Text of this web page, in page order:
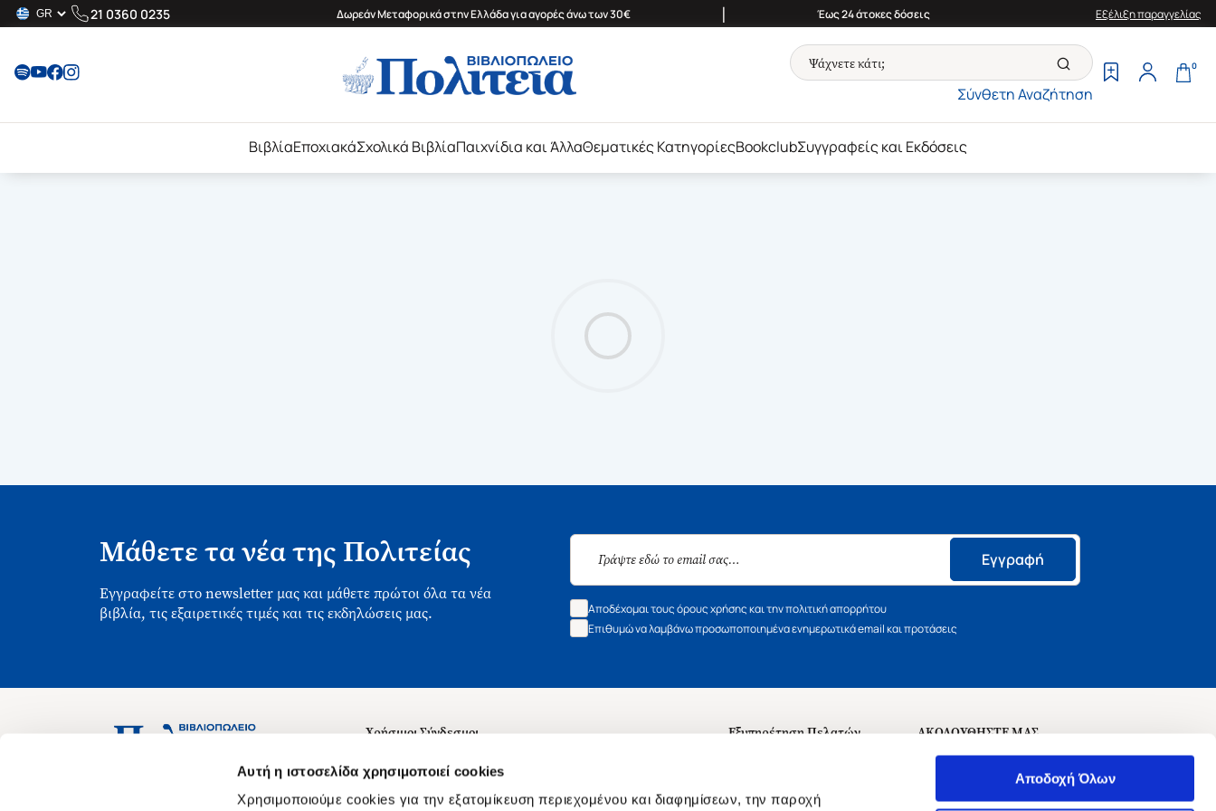
Αυτή η ιστοσελίδα χρησιμοποιεί cookies
Χρησιμοποιούμε cookies για την εξατομίκευση περιεχομένου και διαφημίσεων, την παροχή
Αποδοχή Όλων
21 0360 0235 Δωρεάν Μεταφορικά στην Ελλάδα για αγορές άνω των 30€ | Έως 24 άτοκες δόσεις Εξέλιξη παραγγελίας
Σύνθετη Αναζήτηση
0
ΒιβλίαΕποχιακάΣχολικά ΒιβλίαΠαιχνίδια και ΆλλαΘεματικές ΚατηγορίεςBookclubΣυγγραφείς και Εκδόσεις
Μάθετε τα νέα της Πολιτείας
Εγγραφείτε στο newsletter μας και μάθετε πρώτοι όλα τα νέα
βιβλία, τις εξαιρετικές τιμές και τις εκδηλώσεις μας.
Εγγραφή
Αποδέχομαι τους όρους χρήσης και την πολιτική απορρήτου
Επιθυμώ να λαμβάνω προσωποποιημένα ενημερωτικά email και προτάσεις
Ασκληπιού 1-3, Αθήνα 106 79
Χρήσιμοι Σύνδεσμοι
Σχετικά με εμάς
Θέσεις Εργασίας
Εξυπηρέτηση Πελατών
ΑΚΟΛΟΥΘΗΣΤΕ ΜΑΣ